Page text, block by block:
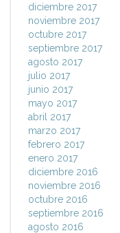
diciembre 2017
noviembre 2017
octubre 2017
septiembre 2017
agosto 2017
julio 2017
junio 2017
mayo 2017
abril 2017
marzo 2017
febrero 2017
enero 2017
diciembre 2016
noviembre 2016
octubre 2016
septiembre 2016
agosto 2016